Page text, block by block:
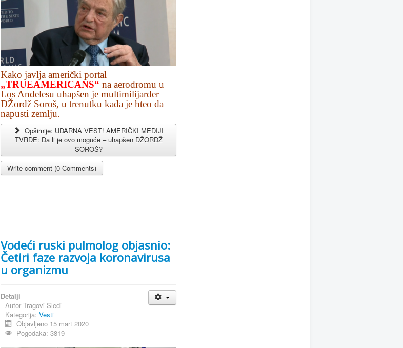
Kako javlja američki portal
„TRUEAMERICANS“ na aerodromu u
Los Anđelesu uhapšen je multimilijarder
DŽordž Soroš, u trenutku kada je hteo da
napusti zemlju.
Opširnije: UDARNA VEST! AMERIČKI MEDIJI
TVRDE: Da li je ovo moguće – uhapšen DŽORDŽ
SOROŠ?
Write comment (0 Comments)
Vodeći ruski pulmolog objasnio:
Četiri faze razvoja koronavirusa
u organizmu
Detalji
AutorTragovi-Sledi
Kategorija:Vesti
Objavljeno 15 mart 2020
Pogodaka: 3819